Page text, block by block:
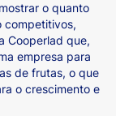
o quanto
competitivos,
Cooperlad que,
empresa para
de frutas, o que
o crescimento e